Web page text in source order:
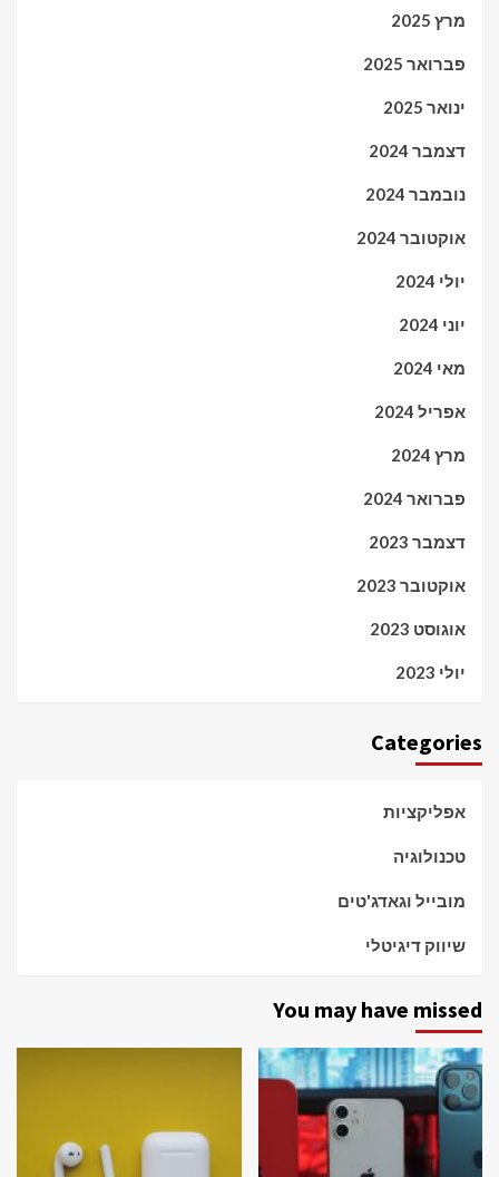
מרץ 2025
פברואר 2025
ינואר 2025
דצמבר 2024
נובמבר 2024
אוקטובר 2024
יולי 2024
יוני 2024
מאי 2024
אפריל 2024
מרץ 2024
פברואר 2024
דצמבר 2023
אוקטובר 2023
אוגוסט 2023
יולי 2023
Categories
אפליקציות
טכנולוגיה
מובייל וגאדג'טים
שיווק דיגיטלי
You may have missed